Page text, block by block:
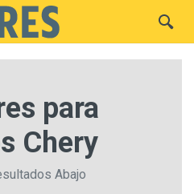
para
Chery
Abajo